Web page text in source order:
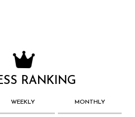
RANKING
WEEKLY MONTHLY